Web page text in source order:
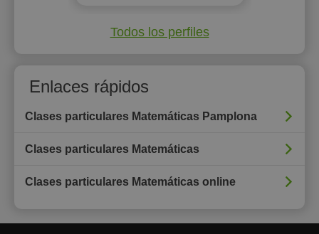
Todos los perfiles
Enlaces rápidos
Clases particulares Matemáticas Pamplona
Clases particulares Matemáticas
Clases particulares Matemáticas online